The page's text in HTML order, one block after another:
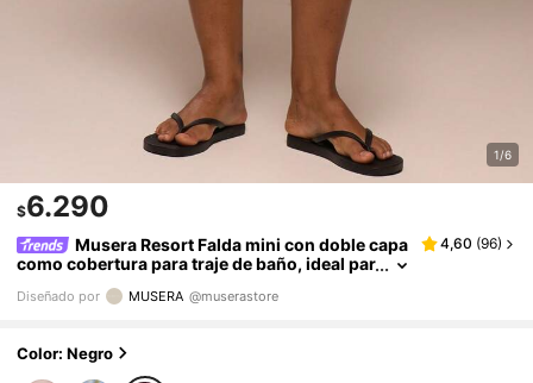
1/6
$6.290
Musera Resort Falda mini con doble capa
como cobertura para traje de baño, ideal par
4,60 (96)
Diseñado por MUSERA @muserastore
Color: Negro